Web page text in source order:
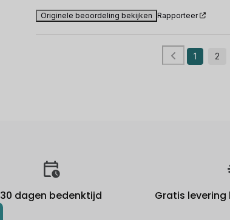
Originele beoordeling bekijken Rapporteer
1 2
30 dagen bedenktijd Gratis